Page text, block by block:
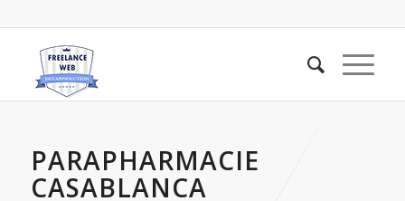
PARAPHARMACIE
CASABLANCA